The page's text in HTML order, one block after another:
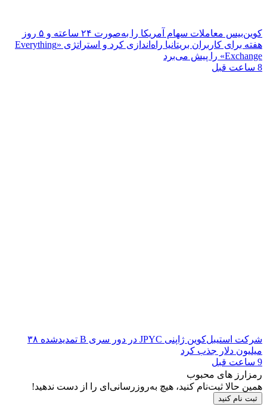
کوین‌بیس معاملات سهام آمریکا را به‌صورت ۲۴ ساعته و ۵ روز
هفته برای کاربران بریتانیا راه‌اندازی کرد و استراتژی «Everything
Exchange» را پیش می‌برد
8 ساعت قبل
شرکت استیبل‌کوین ژاپنی JPYC در دور سری B تمدیدشده ۳۸
میلیون دلار جذب کرد
9 ساعت قبل
رمزارز های محبوب
همین حالا ثبت‌نام کنید، هیچ به‌روزرسانی‌ای را از دست ندهید!
ثبت نام کنید